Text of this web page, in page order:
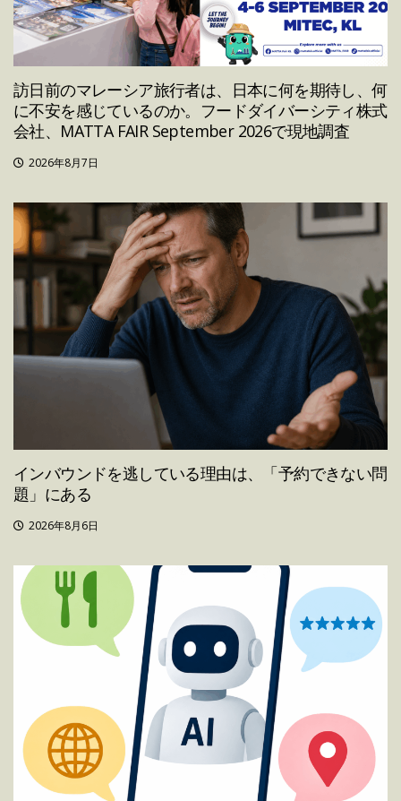
訪日前のマレーシア旅行者は、日本に何を期待し、何
に不安を感じているのか。フードダイバーシティ株式
会社、MATTA FAIR September 2026で現地調査
2026年8月7日
インバウンドを逃している理由は、「予約できない問
題」にある
2026年8月6日